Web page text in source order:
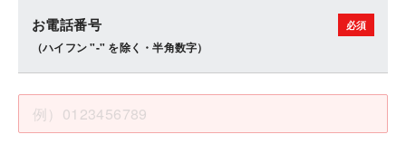
お電話番号
（ハイフン "-" を除く・半角数字）